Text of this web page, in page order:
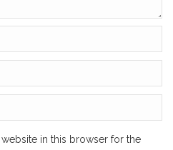
in this browser for the